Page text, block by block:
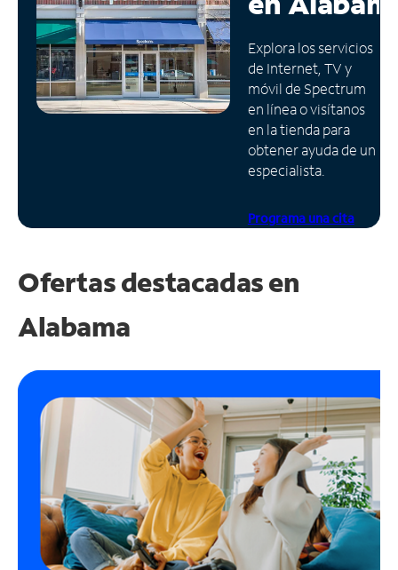
Administrar
cuenta
Encuentra
una
tienda
Explora los servicios
de Internet, TV y
móvil de Spectrum
en línea o visítanos
en la tienda para
obtener ayuda de un
especialista.
Programa una cita
Ofertas destacadas en
Alabama